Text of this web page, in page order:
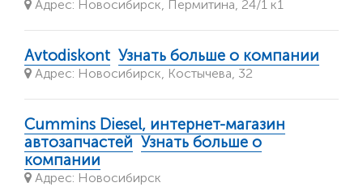
Адрес: Новосибирск, Пермитина, 24/1 к1
Avtodiskont Узнать больше о компании
Адрес: Новосибирск, Костычева, 32
Cummins Diesel, интернет-магазин
автозапчастей Узнать больше о
компании
Адрес: Новосибирск